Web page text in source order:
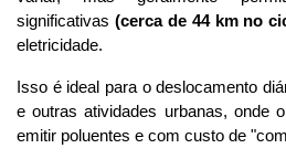
significativas (cerca de 44 km no
eletricidade.
Isso é ideal para o deslocamento
e outras atividades urbanas, onde
emitir poluentes e com custo de